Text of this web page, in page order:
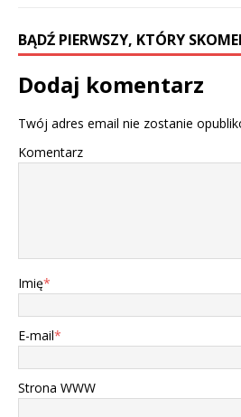
BĄDŹ PIERWSZY, KTÓRY
Dodaj komentarz
Twój adres email nie zostanie
Komentarz
Imię*
E-mail*
Strona WWW